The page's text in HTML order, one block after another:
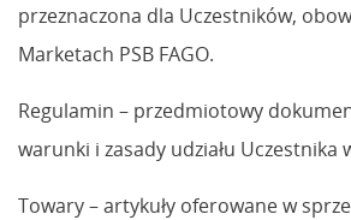
przeznaczona dla Uczestników,
Marketach PSB FAGO.
Regulamin – przedmiotowy
warunki i zasady udziału Uczestnika
Towary – artykuły oferowane w